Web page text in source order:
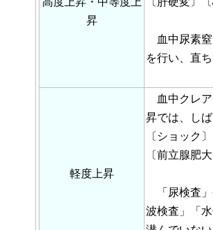
昇
血中尿素窒
を行い、直
軽度上昇
血中クレア
昇では、し
〔ショック
〔前立腺肥
「尿検査」
波検査」「